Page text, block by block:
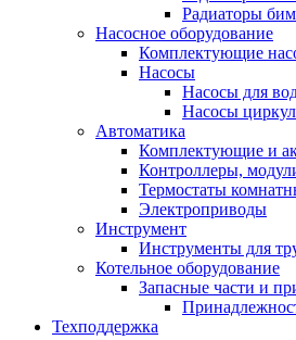
Радиаторы
Насосное оборудование
Комплектующие
Насосы
Насосы для
Насосы
Автоматика
Комплектующие и
Контроллеры,
Термостаты
Электроприводы
Инструмент
Инструменты для
Котельное оборудование
Запасные части и
Техподдержка